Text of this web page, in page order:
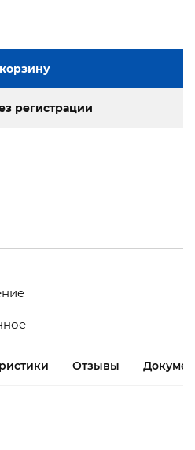
регистрации
Отзывы